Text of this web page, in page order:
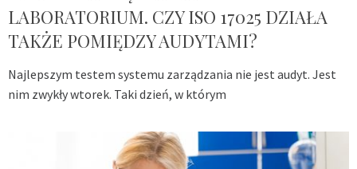
LABORATORIUM. CZY ISO 17025 DZIAŁA
TAKŻE POMIĘDZY AUDYTAMI?
Najlepszym testem systemu zarządzania nie jest audyt. Jest
nim zwykły wtorek. Taki dzień, w którym